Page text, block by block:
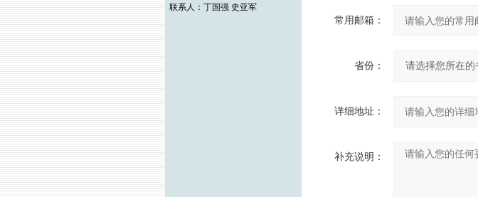
联系人：丁国强 史亚军
常用邮箱：
省份：
详细地址：
补充说明：